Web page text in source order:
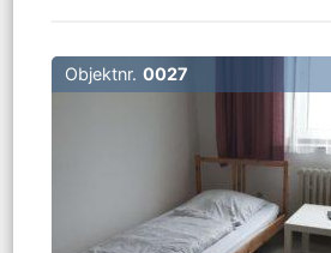
Objektnr. 0027